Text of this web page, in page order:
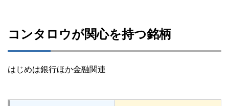
コンタロウが関心を持つ銘柄
はじめは銀行ほか金融関連